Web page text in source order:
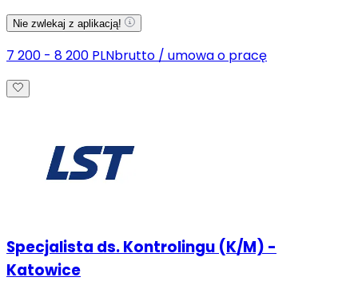
Nie zwlekaj z aplikacją!
7 200 - 8 200 PLNbrutto / umowa o pracę
Specjalista ds. Kontrolingu (K/M) -
Katowice